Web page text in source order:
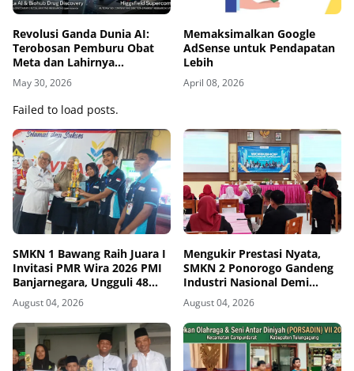
Revolusi Ganda Dunia AI:
Terobosan Pemburu Obat
Meta dan Lahirnya
Higgsfield Supercomputer
May 30, 2026
Memaksimalkan Google
AdSense untuk Pendapatan
Lebih
April 08, 2026
Failed to load posts.
SMKN 1 Bawang Raih Juara I
Invitasi PMR Wira 2026 PMI
Banjarnegara, Ungguli 48
Tim
August 04, 2026
Mengukir Prestasi Nyata,
SMKN 2 Ponorogo Gandeng
Industri Nasional Demi
Sesuaikan Kurikulum
dengan Kebutuhan Dunia
Kerja
August 04, 2026